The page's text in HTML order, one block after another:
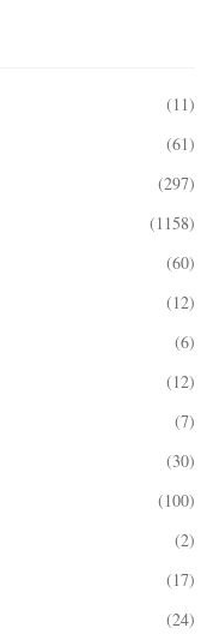
(11)
(61)
(297)
(1158)
(60)
(12)
(6)
(12)
(7)
(30)
(100)
(2)
(17)
(24)